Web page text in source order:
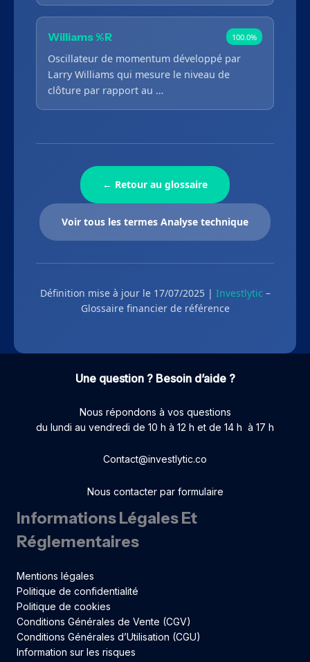
Williams %R 100.0%
Oscillateur de momentum développé par
Larry Williams qui mesure le niveau de
clôture par rapport au …
← Retour au glossaire
Voir tous les termes Analyse technique
Définition mise à jour le 17/07/2025 | Investlytic –
Glossaire financier de référence
Une question ? Besoin d’aide ?
Nous répondons à vos questions
du lundi au vendredi de 10 h à 12 h et de 14 h à 17 h
Contact@investlytic.co
Nous contacter par formulaire
Informations Légales Et
Réglementaires
Mentions légales
Politique de confidentialité
Politique de cookies
Conditions Générales de Vente (CGV)
Conditions Générales d’Utilisation (CGU)
Information sur les risques